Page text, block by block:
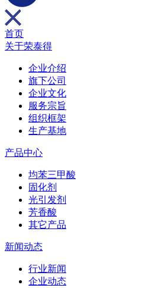
首页
关于荣泰得
企业介绍
旗下公司
企业文化
服务宗旨
组织框架
生产基地
产品中心
均苯三甲酸
固化剂
光引发剂
芳香酸
其它产品
新闻动态
行业新闻
企业动态